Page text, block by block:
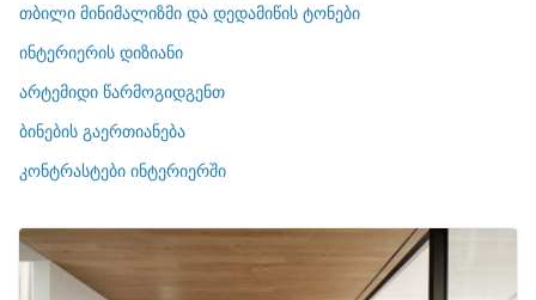
ო
რ
ბ
ი
თბილი მინიმალიზმი და დედამიწის ტონები
ინტერიერის დიზიანი
არტემიდი წარმოგიდგენთ
ბინების გაერთიანება
კონტრასტები ინტერიერში